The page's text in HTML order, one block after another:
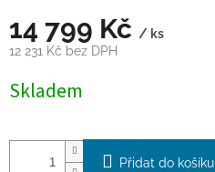
14 799 Kč / ks
12 231 Kč bez DPH
cena:
Skladem
Přidat do košíku